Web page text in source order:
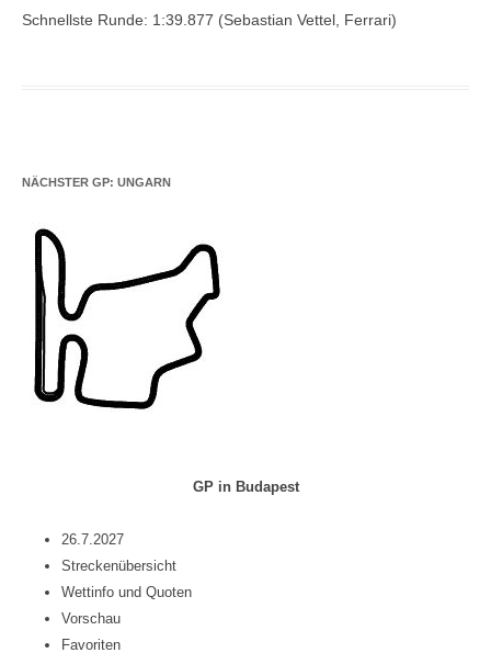
Schnellste Runde: 1:39.877 (Sebastian Vettel, Ferrari)
NÄCHSTER GP: UNGARN
GP in Budapest
26.7.2027
Streckenübersicht
Wettinfo und Quoten
Vorschau
Favoriten